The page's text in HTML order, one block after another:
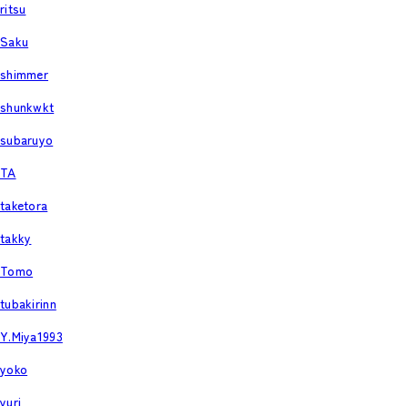
ritsu
Saku
shimmer
shunkwkt
subaruyo
TA
taketora
takky
Tomo
tubakirinn
Y.Miya1993
yoko
yuri